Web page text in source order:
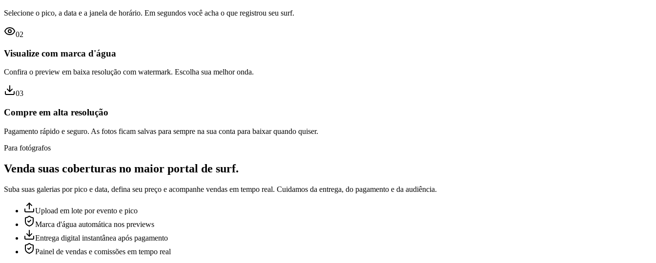
Selecione o pico, a data e a janela de horário. Em segundos você acha o que registrou seu surf.
02
Visualize com marca d'água
Confira o preview em baixa resolução com watermark. Escolha sua melhor onda.
03
Compre em alta resolução
Pagamento rápido e seguro. As fotos ficam salvas para sempre na sua conta para baixar quando quiser.
Para fotógrafos
Venda suas coberturas no maior portal de surf.
Suba suas galerias por pico e data, defina seu preço e acompanhe vendas em tempo real. Cuidamos da entrega, do pagamento e da audiência.
Upload em lote por evento e pico
Marca d'água automática nos previews
Entrega digital instantânea após pagamento
Painel de vendas e comissões em tempo real